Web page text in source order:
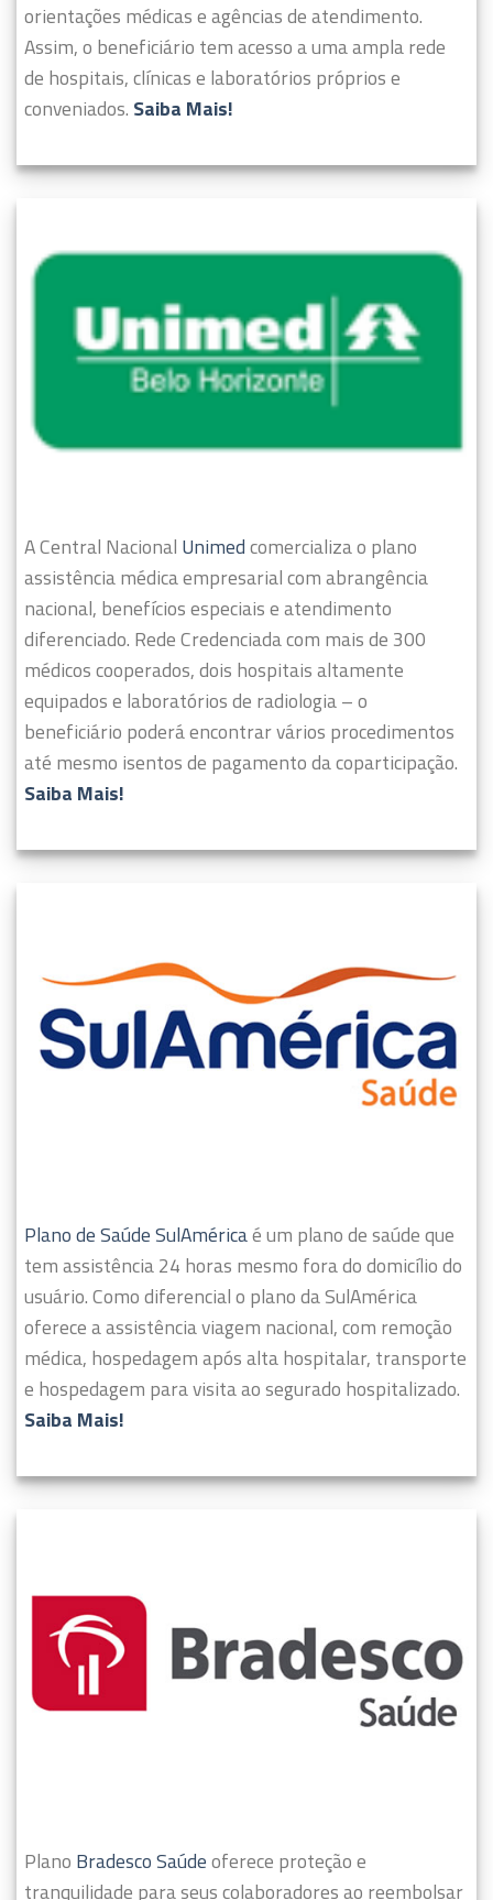
orientações médicas e agências de atendimento.
Assim, o beneficiário tem acesso a uma ampla rede
de hospitais, clínicas e laboratórios próprios e
conveniados. Saiba Mais!
A Central Nacional Unimedcomercializa o plano
assistência médica empresarial com abrangência
nacional, benefícios especiais e atendimento
diferenciado. Rede Credenciada com mais de 300
médicos cooperados, dois hospitais altamente
equipados e laboratórios de radiologia – o
beneficiário poderá encontrar vários procedimentos
até mesmo isentos de pagamento da coparticipação.
Saiba Mais!
Plano de Saúde SulAméricaé um plano de saúde que
tem assistência 24 horas mesmo fora do domicílio do
usuário.Como diferencial o plano da SulAmérica
oferece a assistência viagem nacional, com remoção
médica, hospedagem após alta hospitalar, transporte
e hospedagem para visita ao segurado hospitalizado.
Saiba Mais!
Plano Bradesco Saúdeoferece proteção e
tranquilidade para seus colaboradores ao reembolsar